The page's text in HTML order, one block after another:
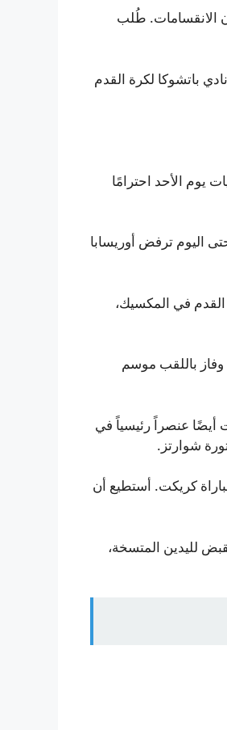
الانقسامات. طُلب
باتشوكا لكرة القدم
يوم الأحد احترامًا
وحتى اليوم ترفض أوريسابا
في المكسيك،
مبكرًا وفاز باللقب موسم
أيضًا عنصراً رئيسياً في
شوارتز.
كريكت. أستطيع أن
لليدين المتسخة،